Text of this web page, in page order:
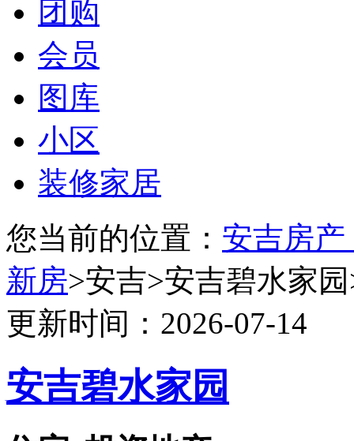
团购
会员
图库
小区
装修家居
您当前的位置： 安吉房
新房>安吉>安吉碧水家
更新时间：2026-07-14
安吉碧水家园